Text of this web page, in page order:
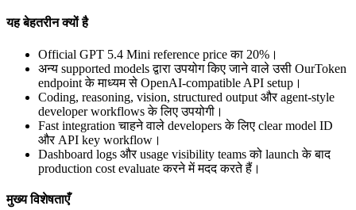
यह बेहतरीन क्यों है
Official GPT 5.4 Mini reference price का 20%।
अन्य supported models द्वारा उपयोग किए जाने वाले उसी OurToken
endpoint के माध्यम से OpenAI-compatible API setup।
Coding, reasoning, vision, structured output और agent-style
developer workflows के लिए उपयोगी।
Fast integration चाहने वाले developers के लिए clear model ID
और API key workflow।
Dashboard logs और usage visibility teams को launch के बाद
production cost evaluate करने में मदद करते हैं।
मुख्य विशेषताएँ